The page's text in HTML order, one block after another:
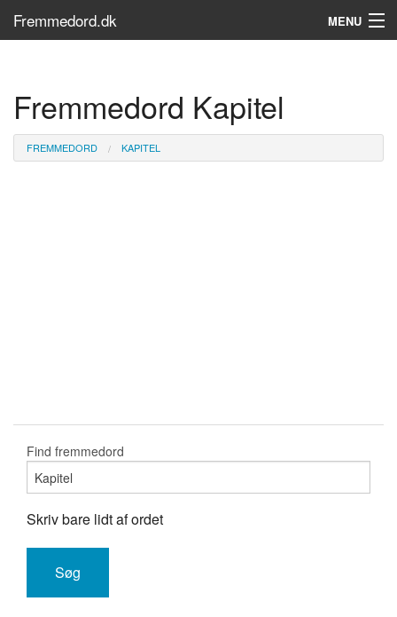
Fremmedord.dk MENU
Søg...
Find bøger
Fremmedord Kapitel
FREMMEDORD KAPITEL
Find fremmedord
Skriv bare lidt af ordet